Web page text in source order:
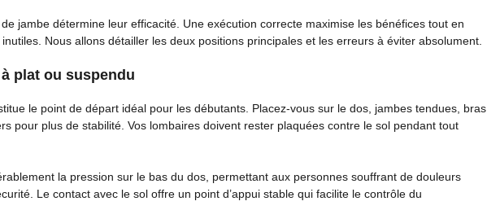
jambe détermine leur efficacité. Une exécution correcte maximise les bénéfices tout en
Nous allons détailler les deux positions principales et les erreurs à éviter absolument.
plat ou suspendu
le point de départ idéal pour les débutants. Placez-vous sur le dos, jambes tendues, bras
pour plus de stabilité. Vos lombaires doivent rester plaquées contre le sol pendant tout
la pression sur le bas du dos, permettant aux personnes souffrant de douleurs
Le contact avec le sol offre un point d’appui stable qui facilite le contrôle du